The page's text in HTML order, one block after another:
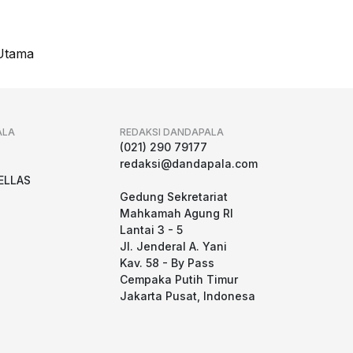
REDAKSI DANDAPALA
(021) 290 79177
redaksi@dandapala.com
Gedung Sekretariat
Mahkamah Agung RI
Lantai 3 - 5
Jl. Jenderal A. Yani
Kav. 58 - By Pass
Cempaka Putih Timur
Jakarta Pusat, Indonesa